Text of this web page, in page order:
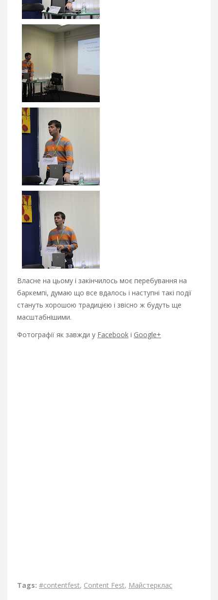
Власне на цьому і закінчилось моє перебування на
баркемпі, думаю що все вдалось і наступні такі події
стануть хорошою традицією і звісно ж будуть ще
масштабнішими.
Фотографії як завжди у Facebook i Google+
Tags: #contentfest, Content Fest, Майстерклас